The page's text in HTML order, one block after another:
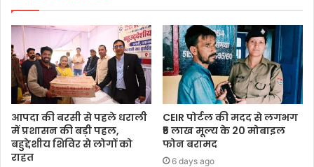
आपदा की बरसी से पहले धराली
में प्रशासन की बड़ी पहल,
बहुद्देशीय शिविर से लोगों को
राहत
CEIR पोर्टल की मदद से लगभग
₹5 लाख मूल्य के 20 मोबाइल
फोन बरामद
6 days ago